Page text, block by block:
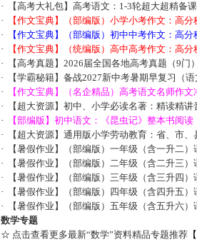
·
【高考大礼包】高考语文：1-3轮超大超精备
·
【作文宝典】（部编版）小学小考作文：高
·
【作文宝典】（部编版）初中中考作文：高
·
【作文宝典】（统编版）高中高考作文：高
·
【高考真题】2026届全国各地高考真题（9门
·
【学霸秘籍】备战2027新中考暑期早复习（
·
【作文宝典】（名企精品）高考语文名师作
·
【超大资源】初中、小学必读名著：精读精讲
·
【部编版】初中语文：《昆虫记》整本书阅读
·
【超大资源】通用版小学劳动教育：省、市、
·
【暑假作业】（部编版）一年级（含一升二
·
【暑假作业】（部编版）二年级（含二升三
·
【暑假作业】（部编版）三年级（含三升四
·
【暑假作业】（部编版）四年级（含四升五
·
【暑假作业】（部编版）五年级（含五升六
数学专题
☆ 点击查看更多最新“数学”资料精品专题推荐